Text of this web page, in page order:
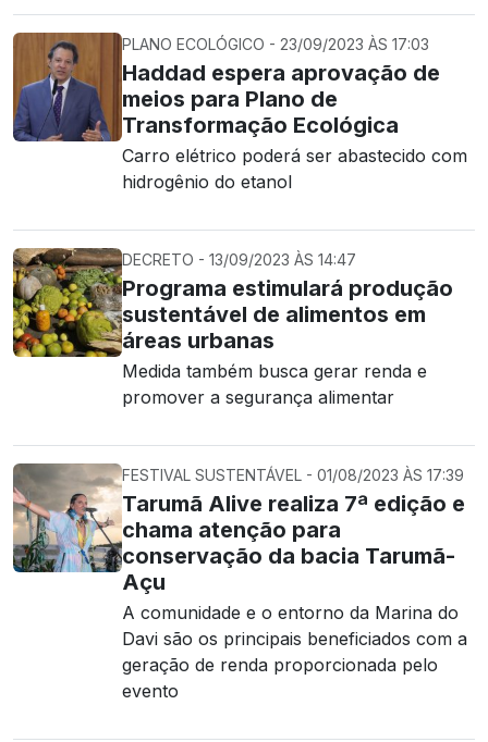
PLANO ECOLÓGICO - 23/09/2023 ÀS 17:03
Haddad espera aprovação de
meios para Plano de
Transformação Ecológica
Carro elétrico poderá ser abastecido com
hidrogênio do etanol
DECRETO - 13/09/2023 ÀS 14:47
Programa estimulará produção
sustentável de alimentos em
áreas urbanas
Medida também busca gerar renda e
promover a segurança alimentar
FESTIVAL SUSTENTÁVEL - 01/08/2023 ÀS 17:39
Tarumã Alive realiza 7ª edição e
chama atenção para
conservação da bacia Tarumã-
Açu
A comunidade e o entorno da Marina do
Davi são os principais beneficiados com a
geração de renda proporcionada pelo
evento